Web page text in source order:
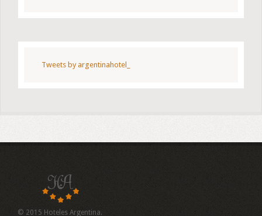
Tweets by argentinahotel_
© 2015 Hoteles Argentina.